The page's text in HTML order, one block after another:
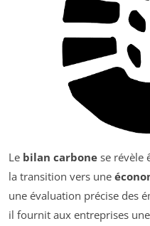
Le bilan carbone se révèle
la transition vers une
une évaluation précise des
il fournit aux entreprises